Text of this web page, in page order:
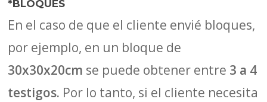
*BLOQUES
En el caso de que el cliente envié bloques,
por ejemplo, en un bloque de
30x30x20cm se puede obtener entre 3 a 4
testigos. Por lo tanto, si el cliente necesita